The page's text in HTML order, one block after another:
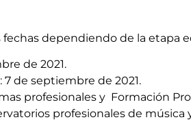
fechas dependiendo de la etapa
de 2021.
de septiembre de 2021.
profesionales y Formación
profesionales de música